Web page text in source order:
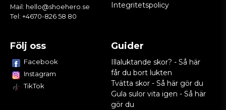
Mail: hello@shoehero.se
Tel: +4670-826 58 80
Integritetspolicy
Följ oss
Facebook
Instagram
TikTok
Guider
Illaluktande skor? - Så här
får du bort lukten
Tvätta skor - Så här gör du
Gula sulor vita igen - Så här
gör du